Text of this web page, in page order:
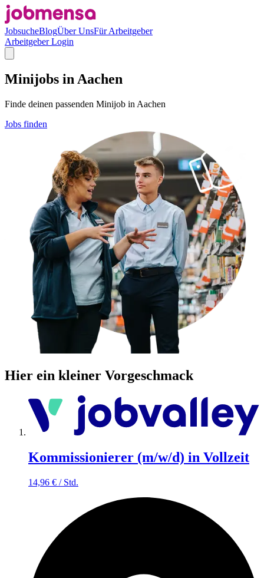
JobsucheBlogÜber UnsFür Arbeitgeber
Arbeitgeber Login
Minijobs in Aachen
Finde deinen passenden Minijob in Aachen
Jobs finden
Hier ein kleiner Vorgeschmack
Kommissionierer (m/w/d) in Vollzeit
14,96 € / Std.